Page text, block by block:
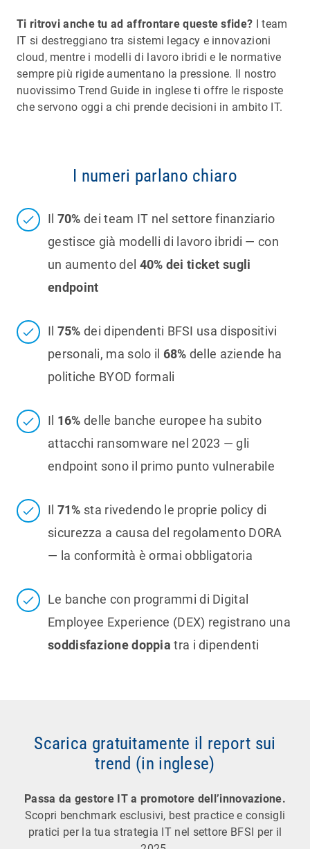
Ti ritrovi anche tu ad affrontare queste sfide? I team
IT si destreggiano tra sistemi legacy e innovazioni
cloud, mentre i modelli di lavoro ibridi e le normative
sempre più rigide aumentano la pressione. Il nostro
nuovissimo Trend Guide in inglese ti offre le risposte
che servono oggi a chi prende decisioni in ambito IT.
I numeri parlano chiaro
Il 70% dei team IT nel settore finanziario
gestisce già modelli di lavoro ibridi — con
un aumento del 40% dei ticket sugli
endpoint
Il 75% dei dipendenti BFSI usa dispositivi
personali, ma solo il 68% delle aziende ha
politiche BYOD formali
Il 16% delle banche europee ha subito
attacchi ransomware nel 2023 — gli
endpoint sono il primo punto vulnerabile
Il 71% sta rivedendo le proprie policy di
sicurezza a causa del regolamento DORA
— la conformità è ormai obbligatoria
Le banche con programmi di Digital
Employee Experience (DEX) registrano una
soddisfazione doppia tra i dipendenti
Scarica gratuitamente il report sui
trend (in inglese)
Passa da gestore IT a promotore dell’innovazione.
Scopri benchmark esclusivi, best practice e consigli
pratici per la tua strategia IT nel settore BFSI per il